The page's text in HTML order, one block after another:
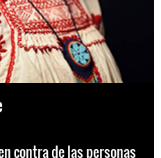
contra de las personas